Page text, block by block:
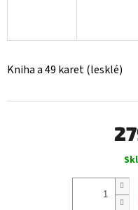
Kniha a 49 karet (lesklé)
cena: